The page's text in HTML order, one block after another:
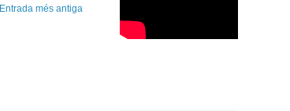
Entrada més antiga